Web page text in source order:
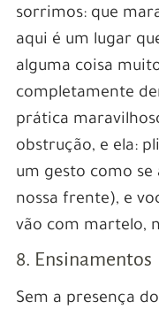
sorrimos: que
aqui é um lugar
alguma coisa
completamente
prática
obstrução, e ela:
um gesto como se
nossa frente), e
vão com martelo,
8. Ensinamentos
Sem a presença